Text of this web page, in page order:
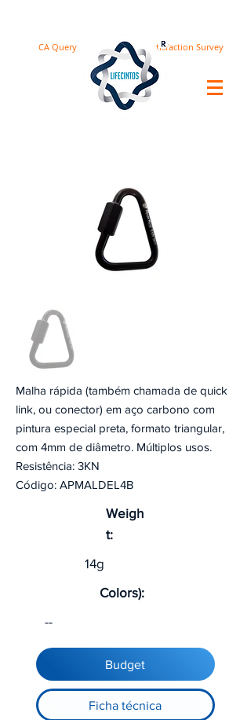
Satisfaction Survey
CA Query
Malha rápida (também chamada de quick
link, ou conector) em aço carbono com
pintura especial preta, formato triangular,
com 4mm de diâmetro. Múltiplos usos.
Resistência: 3KN
Código: APMALDEL4B
Weigh
t:
14g
Colors):
--
Budget
Ficha técnica